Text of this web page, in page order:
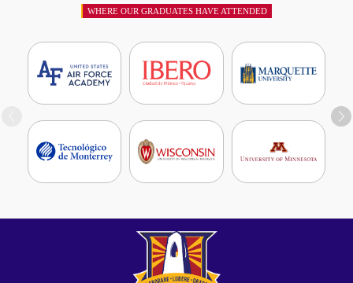
WHERE OUR GRADUATES HAVE ATTENDED